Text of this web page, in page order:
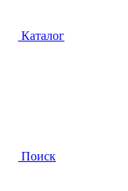
Каталог
Поиск